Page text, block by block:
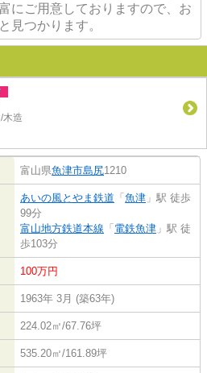
にご用意しておりますので、お
見つかります。
木造
富山県魚津市島尻1210
あいの風とやま鉄道 「 魚津 」駅 徒歩
99分
富山地方鉄道本線 「 電鉄魚津 」駅 徒
歩103分
100万円
1963年 3月 (築63年)
224.02㎡/67.76坪
535.20㎡/161.89坪